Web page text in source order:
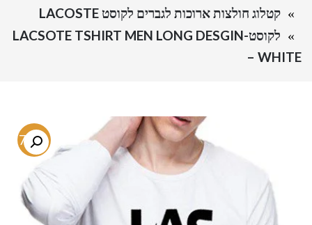
קטלוג חולצות ארוכות לגברים לקוסט LACOSTE
לקוסט-LACSOTE TSHIRT MEN LONG DESGIN
– WHITE
-74%